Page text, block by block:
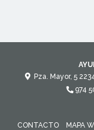
Pza. Mayor, 5
974
CONTACTO MAPA